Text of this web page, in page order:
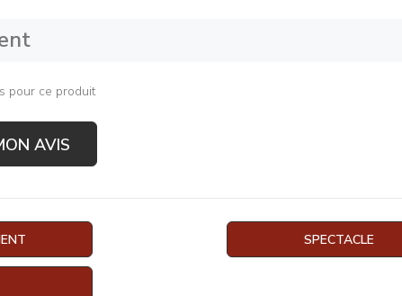
pour ce produit
AVIS
SPECTACLE